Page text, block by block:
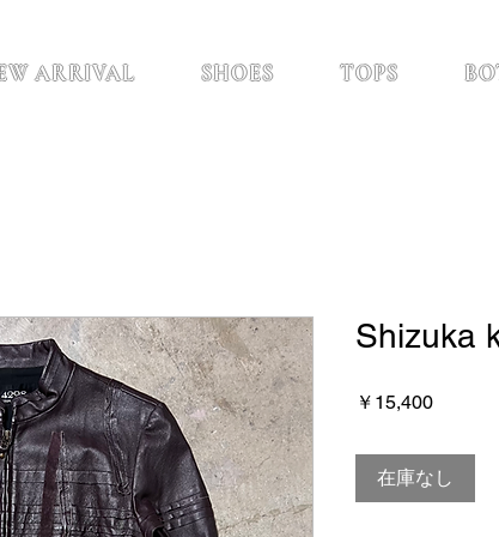
ARRIVAL SHOES TOPS
Shizuka
￥15,400価
在庫なし